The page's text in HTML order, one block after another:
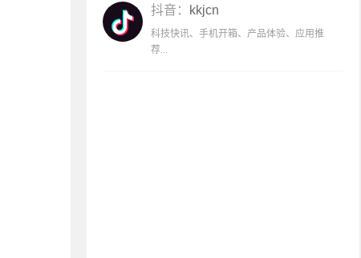
抖音： kkjcn
科技快讯、手机开箱、产品体验、应用推
荐...